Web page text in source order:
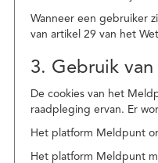
Wanneer een gebruiker
van artikel 29 van het
3. Gebruik
De cookies van het
raadpleging ervan. Er
Het platform Meldpunt
Het platform Meldpunt